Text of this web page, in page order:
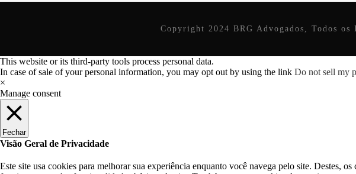
Copyright 2024 BRG Advogados, Todos os
This website or its third-party tools process personal data.
In case of sale of your personal information, you may opt out by using the link Do not sell my
×
Manage consent
Fechar
Visão Geral de Privacidade
Este site usa cookies para melhorar sua experiência enquanto você navega pelo site. Destes,